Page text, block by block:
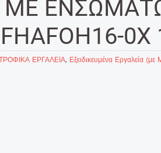
ΜΕ
0X
ΕΡΓΑΛΕΙΑ, Εξειδικευμένα Εργαλεία (με